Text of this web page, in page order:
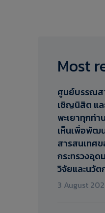
Most
ศูนย์บรรณส
เชิญนิสิต แล
พะเยาทุกท่
เห็นเพื่อพัฒ
สารสนเทศ
กระทรวงอุ
วิจัยและนวั
3 August